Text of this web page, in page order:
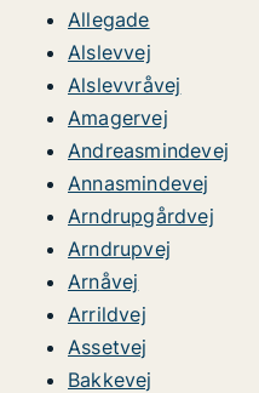
Allegade
Alslevvej
Alslevvråvej
Amagervej
Andreasmindevej
Annasmindevej
Arndrupgårdvej
Arndrupvej
Arnåvej
Arrildvej
Assetvej
Bakkevej